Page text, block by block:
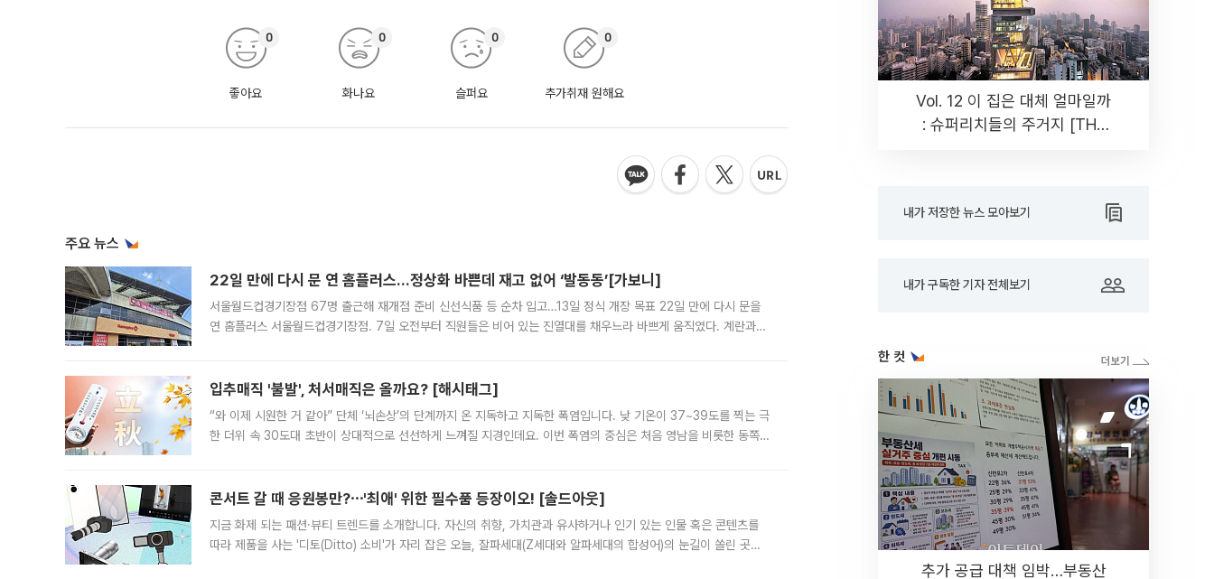
좋아요
0
화나요
0
슬퍼요
0
추가취재 원해요
0
주요 뉴스
22일 만에 다시 문 연 홈플러스…정상화 바쁜데 재고 없어 ‘발동동’[가보니]
서울월드컵경기장점 67명 출근해 재개점 준비 신선식품 등 순차 입고…13일 정식 개장 목표 22일 만에 다시 문을
연 홈플러스 서울월드컵경기장점. 7일 오전부터 직원들은 비어 있는 진열대를 채우느라 바쁘게 움직였다. 계란과
입추매직 '불발', 처서매직은 올까요? [해시태그]
“와 이제 시원한 거 같아” 단체 ‘뇌손상’의 단계까지 온 지독하고 지독한 폭염입니다. 낮 기온이 37~39도를 찍는 극
한 더위 속 30도대 초반이 상대적으로 선선하게 느껴질 지경인데요. 이번 폭염의 중심은 처음 영남을 비롯한 동쪽
콘서트 갈 때 응원봉만?⋯'최애' 위한 필수품 등장이오! [솔드아웃]
지금 화제 되는 패션·뷰티 트렌드를 소개합니다. 자신의 취향, 가치관과 유사하거나 인기 있는 인물 혹은 콘텐츠를
따라 제품을 사는 '디토(Ditto) 소비'가 자리 잡은 오늘, 잘파세대(Z세대와 알파세대의 합성어)의 눈길이 쏠린 곳은
Vol. 12 이 집은 대체 얼마일까
: 슈퍼리치들의 주거지 [THE
내가 저장한 뉴스 모아보기
내가 구독한 기자 전체보기
한 컷
추가 공급 대책 임박…부동산